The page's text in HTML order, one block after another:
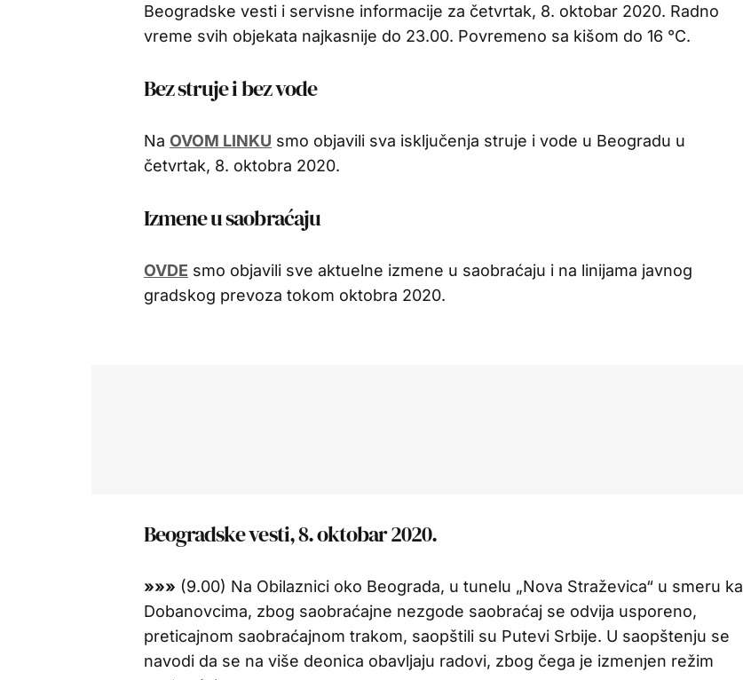
Beogradske vesti i servisne informacije za četvrtak, 8. oktobar 2020. Radno
vreme svih objekata najkasnije do 23.00. Povremeno sa kišom do 16 °C.
Bez struje i bez vode
Na OVOM LINKU smo objavili sva isključenja struje i vode u Beogradu u
četvrtak, 8. oktobra 2020.
Izmene u saobraćaju
OVDE smo objavili sve aktuelne izmene u saobraćaju i na linijama javnog
gradskog prevoza tokom oktobra 2020.
Beogradske vesti, 8. oktobar 2020.
»»» (9.00) Na Obilaznici oko Beograda, u tunelu „Nova Straževica“ u smeru ka
Dobanovcima, zbog saobraćajne nezgode saobraćaj se odvija usporeno,
preticajnom saobraćajnom trakom, saopštili su Putevi Srbije. U saopštenju se
navodi da se na više deonica obavljaju radovi, zbog čega je izmenjen režim